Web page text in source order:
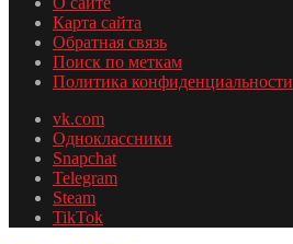
Карта сайта
Обратная связь
Поиск по меткам
Политика конфиденциальности
vk.com
Одноклассники
Snapchat
Telegram
Steam
TikTok